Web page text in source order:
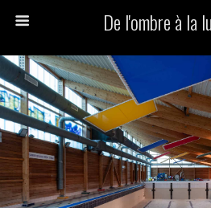
De l'ombre à la